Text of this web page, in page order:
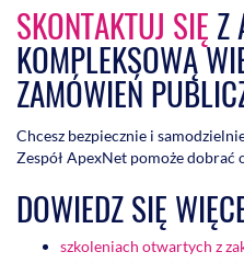
SKONTAKTUJ SIĘ Z
KOMPLEKSOWĄ
ZAMÓWIEŃ
Chcesz bezpiecznie i
Zespół ApexNet pomoże
DOWIEDZ SIĘ
szkoleniach otwartych z